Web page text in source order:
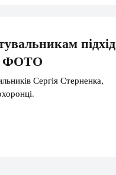
підхід
ФОТО
Сергія Стерненка,